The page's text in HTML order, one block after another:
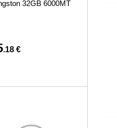
32GB 6000MT
.18 €